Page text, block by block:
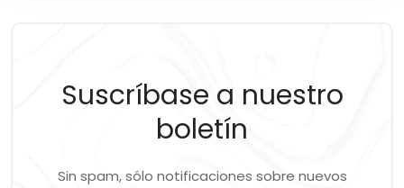
Suscríbase a nuestro
boletín
Sin spam, sólo notificaciones sobre nuevos